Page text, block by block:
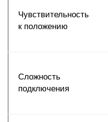
Чувствительность
к положению
Сложность
подключения